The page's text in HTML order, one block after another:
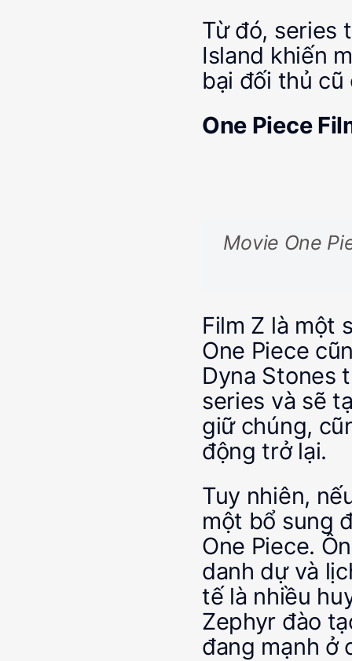
Từ đó, series
Island khiến
bại đối thủ cũ
One Piece
Movie One
Film Z là một
One Piece
Dyna Stones
series và sẽ
giữ chúng,
động trở lại.
Tuy nhiên,
một bổ sung
One Piece.
danh dự và
tế là nhiều
Zephyr đào
đang mạnh ở